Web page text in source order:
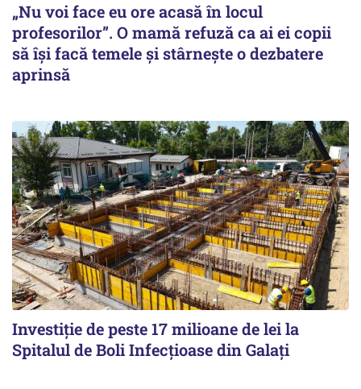
„Nu voi face eu ore acasă în locul
profesorilor”. O mamă refuză ca ai ei copii
să își facă temele și stârnește o dezbatere
aprinsă
Investiție de peste 17 milioane de lei la
Spitalul de Boli Infecțioase din Galați